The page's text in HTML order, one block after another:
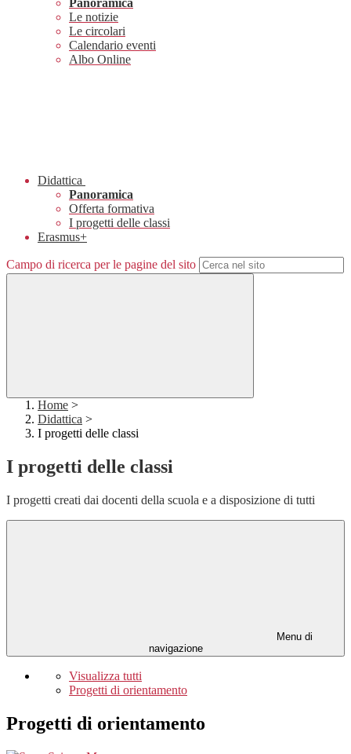
Panoramica
Le notizie
Le circolari
Calendario eventi
Albo Online
Didattica
Panoramica
Offerta formativa
I progetti delle classi
Erasmus+
Campo di ricerca per le pagine del sito
Home >
Didattica >
I progetti delle classi
I progetti delle classi
I progetti creati dai docenti della scuola e a disposizione di tutti
Menu di
navigazione
Visualizza tutti
Progetti di orientamento
Progetti di orientamento